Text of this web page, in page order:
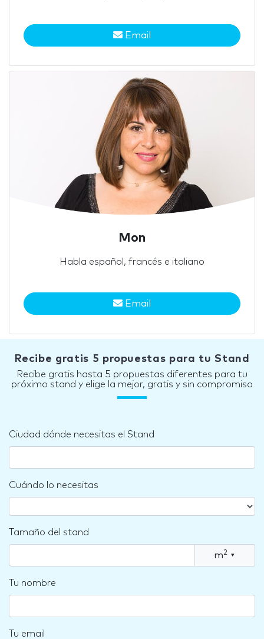
Email
Mon
Habla español, francés e italiano
Email
Recibe gratis 5 propuestas para tu Stand
Recibe gratis hasta 5 propuestas diferentes para tu
próximo stand y elige la mejor, gratis y sin compromiso
Ciudad dónde necesitas el Stand
Cuándo lo necesitas
Tamaño del stand
m2 ▾
Tu nombre
Tu email